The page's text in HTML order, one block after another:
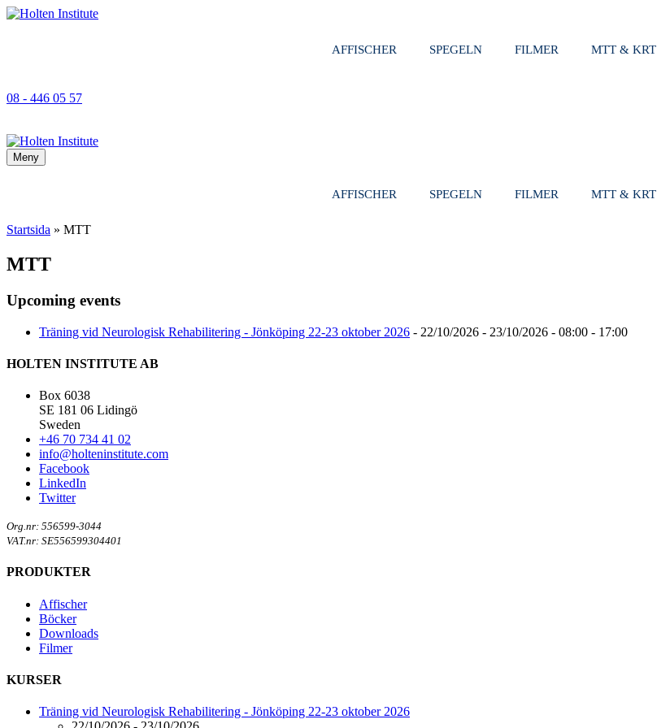
AFFISCHER SPEGELN FILMER MTT & KRT
08 - 446 05 57
Meny
AFFISCHER SPEGELN FILMER MTT & KRT
Startsida » MTT
MTT
Upcoming events
Träning vid Neurologisk Rehabilitering - Jönköping 22-23 oktober 2026 - 22/10/2026 - 23/10/2026 - 08:00 - 17:00
HOLTEN INSTITUTE AB
Box 6038
SE 181 06 Lidingö
Sweden
+46 70 734 41 02
info@holteninstitute.com
Facebook
LinkedIn
Twitter
Org.nr: 556599-3044
VAT.nr: SE556599304401
PRODUKTER
Affischer
Böcker
Downloads
Filmer
KURSER
Träning vid Neurologisk Rehabilitering - Jönköping 22-23 oktober 2026